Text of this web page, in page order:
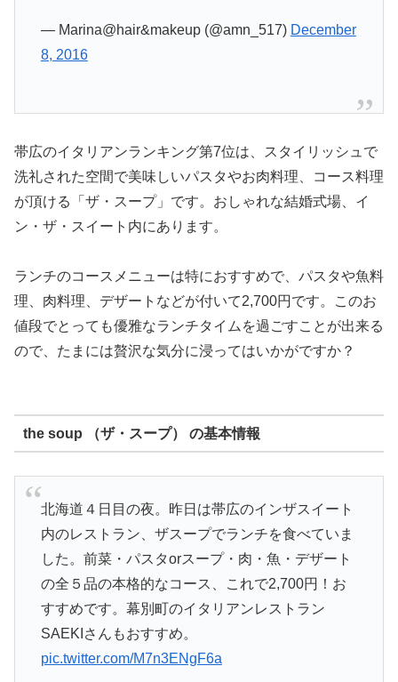
— Marina@hair&makeup (@amn_517) December
8, 2016
帯広のイタリアンランキング第7位は、スタイリッシュで
洗礼された空間で美味しいパスタやお肉料理、コース料理
が頂ける「ザ・スープ」です。おしゃれな結婚式場、イ
ン・ザ・スイート内にあります。
ランチのコースメニューは特におすすめで、パスタや魚料
理、肉料理、デザートなどが付いて2,700円です。このお
値段でとっても優雅なランチタイムを過ごすことが出来る
ので、たまには贅沢な気分に浸ってはいかがですか？
the soup （ザ・スープ） の基本情報
北海道４日目の夜。昨日は帯広のインザスイート
内のレストラン、ザスープでランチを食べていま
した。前菜・パスタorスープ・肉・魚・デザート
の全５品の本格的なコース、これで2,700円！お
すすめです。幕別町のイタリアンレストラン
SAEKIさんもおすすめ。
pic.twitter.com/M7n3ENgF6a